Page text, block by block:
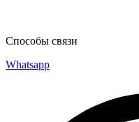
Способы связи
Whatsapp